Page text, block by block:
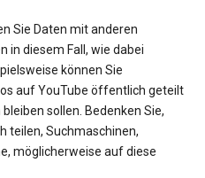
Sie Daten mit anderen
in diesem Fall, wie dabei
können Sie
auf YouTube öffentlich geteilt
sollen. Bedenken Sie,
teilen, Suchmaschinen,
möglicherweise auf diese